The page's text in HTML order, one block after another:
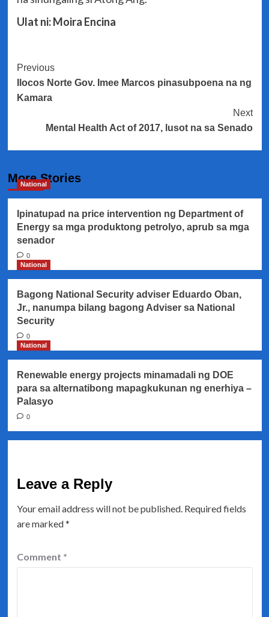
Ulat ni: Moira Encina
Post
Navigation
Previous
Ilocos Norte Gov. Imee Marcos pinasubpoena na ng
Kamara
Next
Mental Health Act of 2017, lusot na sa Senado
More Stories
National
Ipinatupad na price intervention ng Department of
Energy sa mga produktong petrolyo, aprub sa mga
senador
0
National
Bagong National Security adviser Eduardo Oban,
Jr., nanumpa bilang bagong Adviser sa National
Security
0
National
Renewable energy projects minamadali ng DOE
para sa alternatibong mapagkukunan ng enerhiya –
Palasyo
0
Leave a Reply
Your email address will not be published. Required fields
are marked*
Comment *